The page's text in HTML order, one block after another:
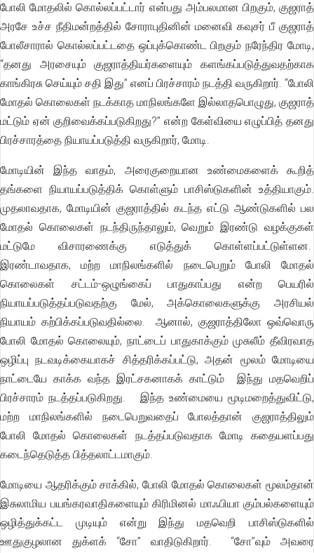
போலி மோதலில் கொல்லப்பட்டார் என்பது அம்பலமான பிறகும், குஜராத்
அரசே உச்ச நீதிமன்றத்தில் சோராபுதினின் மனைவி கவுசர் பீ குஜராத்
போலீசாரால் கொல்லப்பட்டதை ஒப்புக்கொண்ட பிறகும் நரேந்திர மோடி,
“தனது அரசையும் குஜராத்தியர்களையும் களங்கப்படுத்துவதற்காக
காங்கிரசு செய்யும் சதி இது” எனப் பிரச்சாரம் நடத்தி வருகிறார். “போலி
மோதல் கொலைகள் நடக்காத மாநிலங்களே இல்லாதபொழுது, குஜராத்
மட்டும் ஏன் குறிவைக்கப்படுகிறது?” என்ற கேள்வியை எழுப்பித் தனது
பிரச்சாரத்தை நியாயப்படுத்தி வருகிறார், மோடி.
மோடியின் இந்த வாதம், அரைகுறையான உண்மைகளைக் கூறித்
தங்களை நியாயப்படுத்திக் கொள்ளும் பாசிஸ்டுகளின் உத்தியாகும்.
முதலாவதாக, மோடியின் குஜராத்தில் கடந்த எட்டு ஆண்டுகளில் பல
மோதல் கொலைகள் நடந்திருந்தாலும், வெறும் இரண்டு வழக்குகள்
மட்டுமே விசாரணைக்கு எடுத்துக் கொள்ளப்பட்டுள்ளன.
இரண்டாவதாக, மற்ற மாநிலங்களில் நடைபெறும் போலி மோதல்
கொலைகள் சட்டம்-ஒழுங்கைப் பாதுகாப்பது என்ற பெயரில்
நியாயப்படுத்தப்படுவதற்கு மேல், அக்கொலைகளுக்கு அரசியல்
நியாயம் கற்பிக்கப்படுவதில்லை. ஆனால், குஜராத்திலோ ஒவ்வொரு
போலி மோதல் கொலையும், நாட்டைப் பாதுகாக்கும் முசுலீம் தீவிரவாத
ஒழிப்பு நடவடிக்கையாகச் சித்தரிக்கப்பட்டு, அதன் மூலம் மோடியை
நாட்டையே காக்க வந்த இரட்சகனாகக் காட்டும் இந்து மதவெறிப்
பிரச்சாரம் நடத்தப்படுகிறது. இந்த உண்மையை மூடிமறைத்துவிட்டு,
மற்ற மாநிலங்களில் நடைபெறுவதைப் போலத்தான் குஜராத்திலும்
போலி மோதல் கொலைகள் நடத்தப்படுவதாக மோடி கதையளப்பது
கடைந்தெடுத்த பித்தலாட்டமாகும்.
மோடியை ஆதரிக்கும் சாக்கில், போலி மோதல் கொலைகள் மூலம்தான்
இசுலாமிய பயங்கரவாதிகளையும் கிரிமினல் மாஃபியா கும்பல்களையும்
ஒழித்துக்கட்ட முடியும் என்று இந்து மதவெறி பாசிஸ்டுகளில்
ஊதுகுழலான துக்ளக் “சோ” வாதிடுகிறார். “சோ”வும் அவரை